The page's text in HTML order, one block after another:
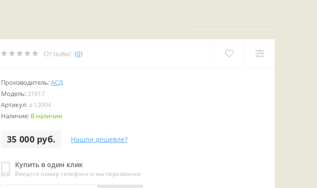
Отзывы: (0)
Производитель:АСД
Модель: 21617
Артикул: a-12004
Наличие: В наличии
35 000 руб. Нашли дешевле?
Купить в один клик
Введите номер телефона и мы перезвоним